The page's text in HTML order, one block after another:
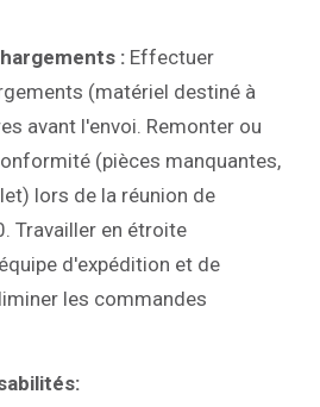
: Effectuer
(matériel destiné à
avant l'envoi. Remonter ou
(pièces manquantes,
lors de la réunion de
Travailler en étroite
d'expédition et de
les commandes